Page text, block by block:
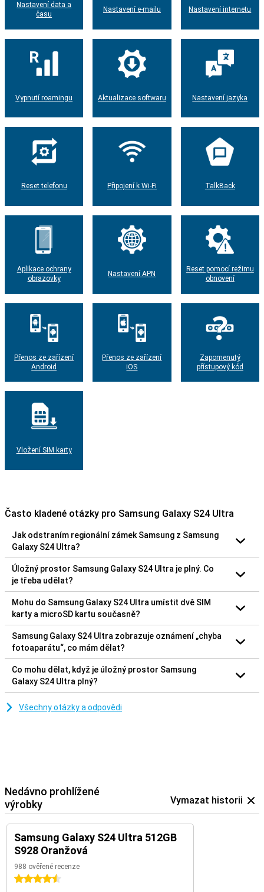
Nastavení data a
času
Nastavení e-mailu Nastavení internetu
Vypnutí roamingu Aktualizace softwaru Nastavení jazyka
Reset telefonu Připojení k Wi-Fi TalkBack
Aplikace ochrany
obrazovky
Nastavení APN
Reset pomocí režimu
obnovení
Přenos ze zařízení
Android
Přenos ze zařízení
iOS
Zapomenutý
přístupový kód
Vložení SIM karty
Často kladené otázky pro Samsung Galaxy S24 Ultra
Jak odstraním regionální zámek Samsung z Samsung
Galaxy S24 Ultra?
Úložný prostor Samsung Galaxy S24 Ultra je plný. Co
je třeba udělat?
Mohu do Samsung Galaxy S24 Ultra umístit dvě SIM
karty a microSD kartu současně?
Samsung Galaxy S24 Ultra zobrazuje oznámení „chyba
fotoaparátu“, co mám dělat?
Co mohu dělat, když je úložný prostor Samsung
Galaxy S24 Ultra plný?
Všechny otázky a odpovědi
Nedávno prohlížené
výrobky
Vymazat historii
Samsung Galaxy S24 Ultra 512GB
S928 Oranžová
988 ověřené recenze
4.5 hvězdičky